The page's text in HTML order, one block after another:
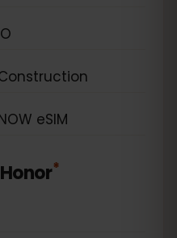
eSIM
Honor*